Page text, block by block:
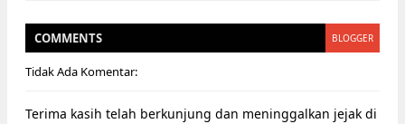
COMMENTS BLOGGER
Tidak Ada Komentar:
Terima kasih telah berkunjung dan meninggalkan jejak di